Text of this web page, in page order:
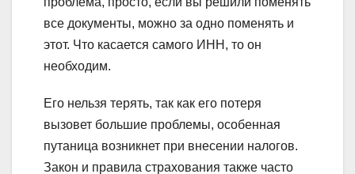
все документы, можно за одно поменять и
этот. Что касается самого ИНН, то он
необходим.
Его нельзя терять, так как его потеря
вызовет большие проблемы, особенная
путаница возникнет при внесении налогов.
Закон и правила страхования также часто